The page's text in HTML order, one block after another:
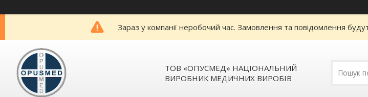
Зараз у компанії неробочий час. Замовлення та повідомлення
ТОВ «ОПУСМЕД» НАЦІОНАЛЬНИЙ
ВИРОБНИК МЕДИЧНИХ ВИРОБІВ